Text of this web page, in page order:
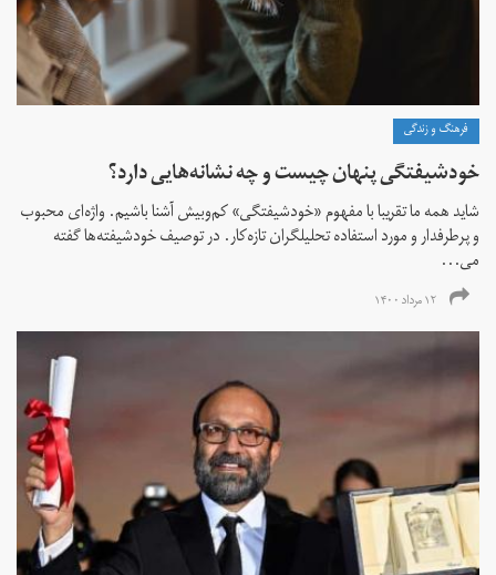
فرهنگ و زندگی
خودشیفتگی پنهان چیست و چه نشانه‌هایی دارد؟
شاید همه ما تقریبا با مفهوم «خودشیفتگی» کم‌و‌بیش آشنا باشیم. واژه‌ای محبوب
و پرطرفدار و مورد استفاده تحلیلگران تازه‌کار. در توصیف خودشیفته‌ها گفته
می...
۱۲ مرداد ۱۴۰۰